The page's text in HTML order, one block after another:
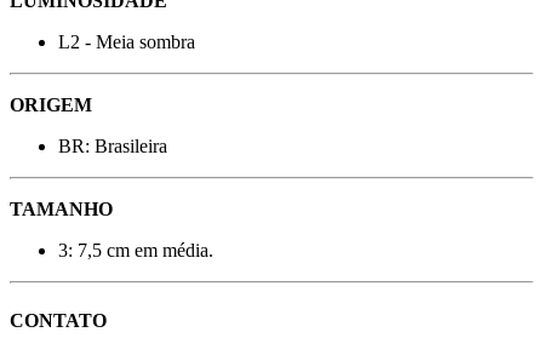
L2 - Meia sombra
ORIGEM
BR: Brasileira
TAMANHO
3: 7,5 cm em média.
CONTATO